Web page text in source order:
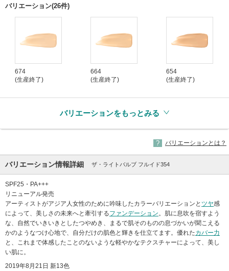
バリエーション(26件)
674
(生産終了)
664
(生産終了)
654
(生産終了)
バリエーションをもっとみる
バリエーションとは？
バリエーション情報詳細 ザ・ライトバルブ フルイド354
SPF25・PA+++
リニューアル発売
アーティストがアジア人女性のために吟味したカラーバリエーションと ツヤ感
によって、美しさの未来へと牽引するファンデーション。肌に息吹を宿すよう
な、自然でいきいきとしたつやめき、まるで肌そのものの息づかいが聞こえる
かのようなつけ心地で、自分だけの肌色と輝きを仕立てます。優れたカバー力
と、これまで体感したことのないような軽やかなテクスチャーによって、美し
い肌に。
2019年8月21日 新13色